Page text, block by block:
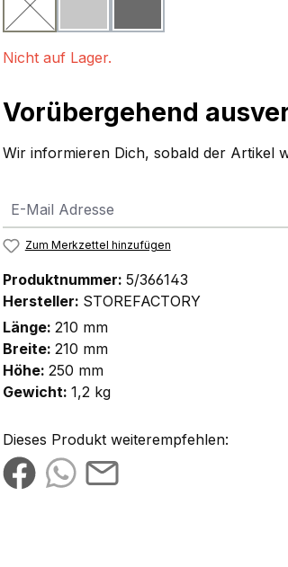
weiß
(Diese Option ist zurzeit nicht verfügbar.)
Nicht auf Lager.
Vorübergehend
Wir informieren Dich, sobald der Artikel
Zum Merkzettel hinzufügen
Produktnummer: 5/366143
Hersteller: STOREFACTORY
Länge: 210 mm
Breite: 210 mm
Höhe: 250 mm
Gewicht: 1,2 kg
Dieses Produkt weiterempfehlen: